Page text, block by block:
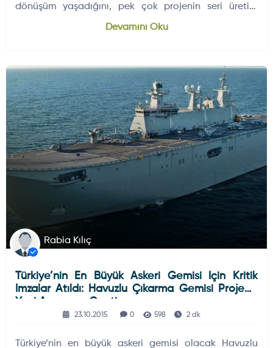
dönüşüm yaşadığını, pek çok projenin seri üretim
aşamasına geçeceğini söyledi. Türkiye’nin artık
Devamını Oku
DENIZ HABERLERI
Rabia Kılıç
Türkiye’nin En Büyük Askeri Gemisi Için Kritik
Imzalar Atıldı: Havuzlu Çıkarma Gemisi Projede
Yeni Aşamaya Geçti
23.10.2015 0 598 2 dk
Türkiye’nin en büyük askeri gemisi olacak Havuzlu